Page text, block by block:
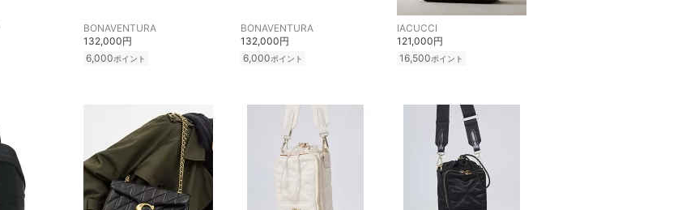
BONAVENTURA
132,000円
6,000ポイント
BONAVENTURA
132,000円
6,000ポイント
IACUCCI
121,000円
16,500ポイント